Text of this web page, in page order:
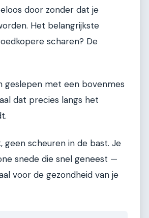
door zonder dat je
Het belangrijkste
scharen? De
geslepen met een bovenmes
dat precies langs het
geen scheuren in de bast. Je
snede die snel geneest —
voor de gezondheid van je